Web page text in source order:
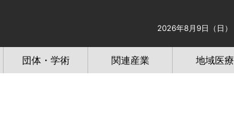
2026年8月9日（日）
団体・学術 関連産業 地域医療